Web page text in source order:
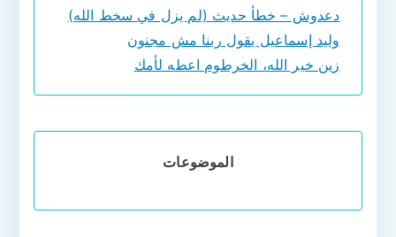
دعدوش – خطأ حديث (لم يزل في سخط الله)
وليد إسماعيل يقول ربنا مش مجنون
زين خير الله، الخرطوم اعطه لأمك
الموضوعات